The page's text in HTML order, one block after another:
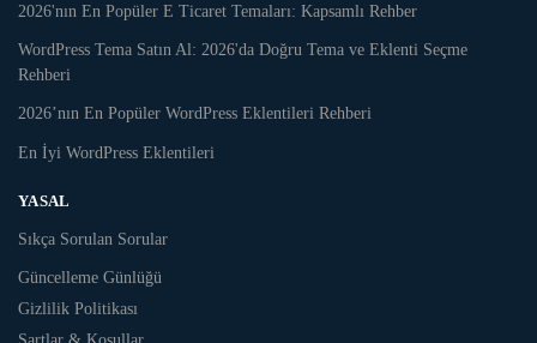
2026'nın En Popüler E Ticaret Temaları: Kapsamlı Rehber
WordPress Tema Satın Al: 2026'da Doğru Tema ve Eklenti Seçme
Rehberi
2026’nın En Popüler WordPress Eklentileri Rehberi
En İyi WordPress Eklentileri
YASAL
Sıkça Sorulan Sorular
Güncelleme Günlüğü
Gizlilik Politikası